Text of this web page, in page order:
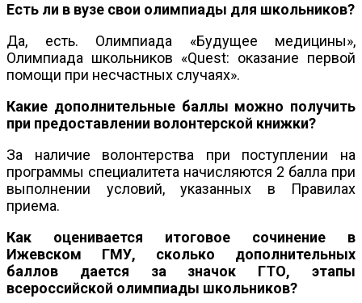
Есть ли в вузе свои олимпиады для школьников?
Да, есть. Олимпиада «Будущее медицины»,
Олимпиада школьников «Quest: оказание первой
помощи при несчастных случаях».
Какие дополнительные баллы можно получить
при предоставлении волонтерской книжки?
За наличие волонтерства при поступлении на
программы специалитета начисляются 2 балла при
выполнении условий, указанных в Правилах
приема.
Как оценивается итоговое сочинение в
Ижевском ГМУ, сколько дополнительных
баллов дается за значок ГТО, этапы
всероссийской олимпиады школьников?